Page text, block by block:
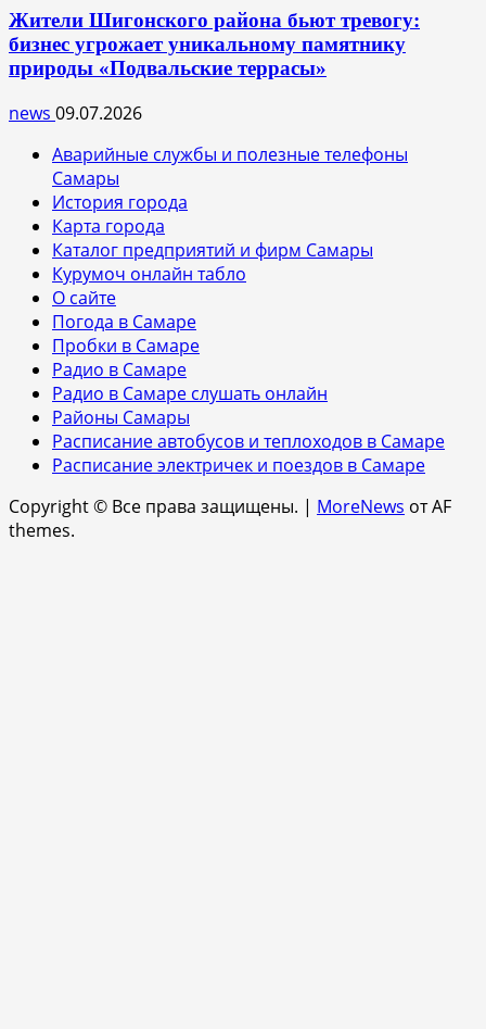
Жители Шигонского района бьют тревогу:
бизнес угрожает уникальному памятнику
природы «Подвальские террасы»
news 09.07.2026
Аварийные службы и полезные телефоны
Самары
История города
Карта города
Каталог предприятий и фирм Самары
Курумоч онлайн табло
О сайте
Погода в Самаре
Пробки в Самаре
Радио в Самаре
Радио в Самаре слушать онлайн
Районы Самары
Расписание автобусов и теплоходов в Самаре
Расписание электричек и поездов в Самаре
Copyright © Все права защищены. | MoreNews от AF
themes.